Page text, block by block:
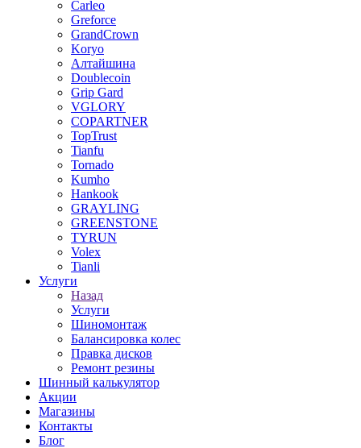
Carleo
Greforce
GrandCrown
Koryo
Алтайшина
Doublecoin
Grip Gard
VGLORY
COPARTNER
TopTrust
Tianfu
Tornado
Kumho
Hankook
GRAYLING
GREENSTONE
TYRUN
Volex
Tianli
Услуги
Назад
Услуги
Шиномонтаж
Балансировка колес
Правка дисков
Ремонт резины
Шинный калькулятор
Акции
Магазины
Контакты
Блог